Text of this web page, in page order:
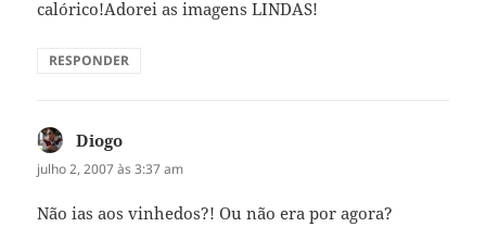
calórico!Adorei as imagens LINDAS!
RESPONDER
Diogo
julho 2, 2007 às 3:37 am
Não ias aos vinhedos?! Ou não era por agora?